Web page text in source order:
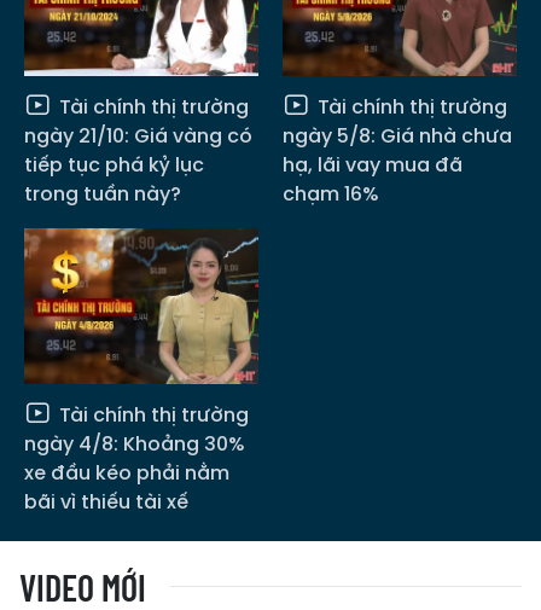
Tài chính thị trường
ngày 21/10: Giá vàng có
tiếp tục phá kỷ lục
trong tuần này?
Tài chính thị trường
ngày 5/8: Giá nhà chưa
hạ, lãi vay mua đã
chạm 16%
Tài chính thị trường
ngày 4/8: Khoảng 30%
xe đầu kéo phải nằm
bãi vì thiếu tài xế
VIDEO MỚI